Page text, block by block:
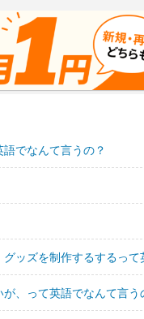
でなんて言うの？
ッズを制作するするって
、って英語でなんて言う